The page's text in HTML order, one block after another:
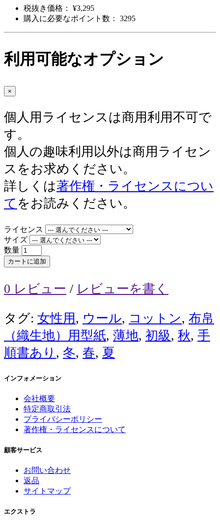
税抜き価格： ¥3,295
購入に必要なポイント数： 3295
利用可能なオプション
×
個人用ライセンスは商用利用不可で
す。
個人の趣味利用以外は商用ライセン
スをお求めください。
詳しくは著作権・ライセンスについ
て をお読みください。
ライセンス
サイズ
数量
カートに追加
0 レビュー / レビューを書く
タグ: 女性用, ウール, コットン, 布帛
（織生地）用型紙, 薄地, 初級, 秋, 手
順書あり , 冬, 春, 夏
インフォメーション
会社概要
特定商取引法
プライバシーポリシー
著作権・ライセンスについて
顧客サービス
お問い合わせ
返品
サイトマップ
エクストラ